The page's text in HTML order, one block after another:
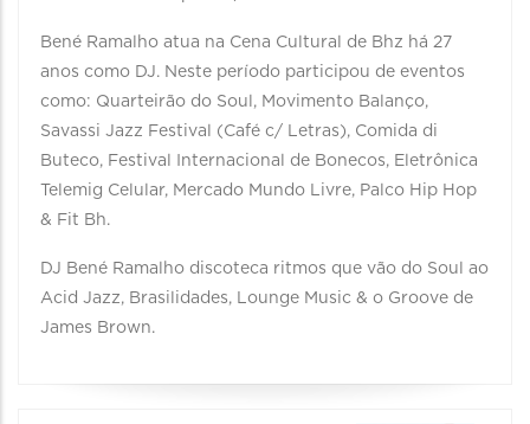
Bené Ramalho atua na Cena Cultural de Bhz há 27
anos como DJ. Neste período participou de eventos
como: Quarteirão do Soul, Movimento Balanço,
Savassi Jazz Festival (Café c/ Letras), Comida di
Buteco, Festival Internacional de Bonecos, Eletrônica
Telemig Celular, Mercado Mundo Livre, Palco Hip Hop
& Fit Bh.
DJ Bené Ramalho discoteca ritmos que vão do Soul ao
Acid Jazz, Brasilidades, Lounge Music & o Groove de
James Brown.